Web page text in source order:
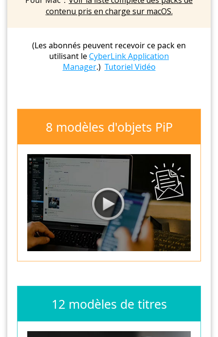
contenu pris en charge sur macOS.
(Les abonnés peuvent recevoir ce pack en
utilisant leCyberLink Application
Manager.) Tutoriel Vidéo
8 modèles d'objets PiP
12 modèles de titres